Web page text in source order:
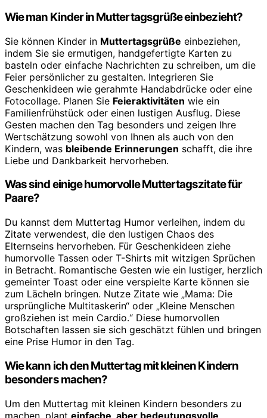
Wie man Kinder in Muttertagsgrüße einbezieht?
Sie können Kinder in Muttertagsgrüße einbeziehen,
indem Sie sie ermutigen, handgefertigte Karten zu
basteln oder einfache Nachrichten zu schreiben, um die
Feier persönlicher zu gestalten. Integrieren Sie
Geschenkideen wie gerahmte Handabdrücke oder eine
Fotocollage. Planen Sie Feieraktivitäten wie ein
Familienfrühstück oder einen lustigen Ausflug. Diese
Gesten machen den Tag besonders und zeigen Ihre
Wertschätzung sowohl von Ihnen als auch von den
Kindern, was bleibende Erinnerungen schafft, die ihre
Liebe und Dankbarkeit hervorheben.
Was sind einige humorvolle Muttertagszitate für
Paare?
Du kannst dem Muttertag Humor verleihen, indem du
Zitate verwendest, die den lustigen Chaos des
Elternseins hervorheben. Für Geschenkideen ziehe
humorvolle Tassen oder T-Shirts mit witzigen Sprüchen
in Betracht. Romantische Gesten wie ein lustiger, herzlich
gemeinter Toast oder eine verspielte Karte können sie
zum Lächeln bringen. Nutze Zitate wie „Mama: Die
ursprüngliche Multitaskerin“ oder „Kleine Menschen
großziehen ist mein Cardio.“ Diese humorvollen
Botschaften lassen sie sich geschätzt fühlen und bringen
eine Prise Humor in den Tag.
Wie kann ich den Muttertag mit kleinen Kindern
besonders machen?
Um den Muttertag mit kleinen Kindern besonders zu
machen, plant einfache, aber bedeutungsvolle